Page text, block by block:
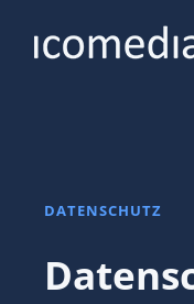
Inhalt
DATENSCHUTZ